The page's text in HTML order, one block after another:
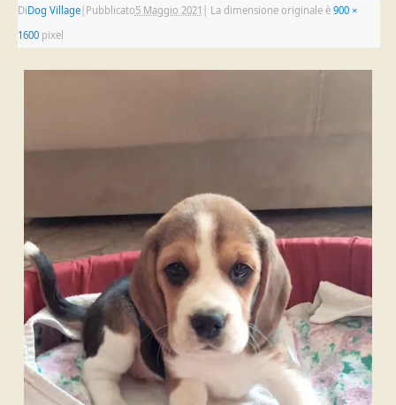
DiDog Village| Pubblicato5 Maggio 2021 La dimensione originale è 900 ×
1600pixel